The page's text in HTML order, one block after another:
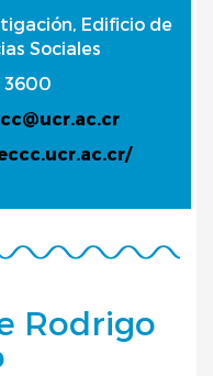
Edificio de
Sociales
3600
Rodrigo